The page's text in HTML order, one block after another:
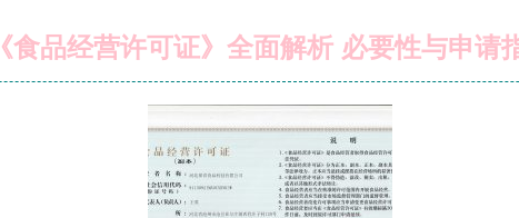
《食品经营许可证》全面解析 必要性与申请